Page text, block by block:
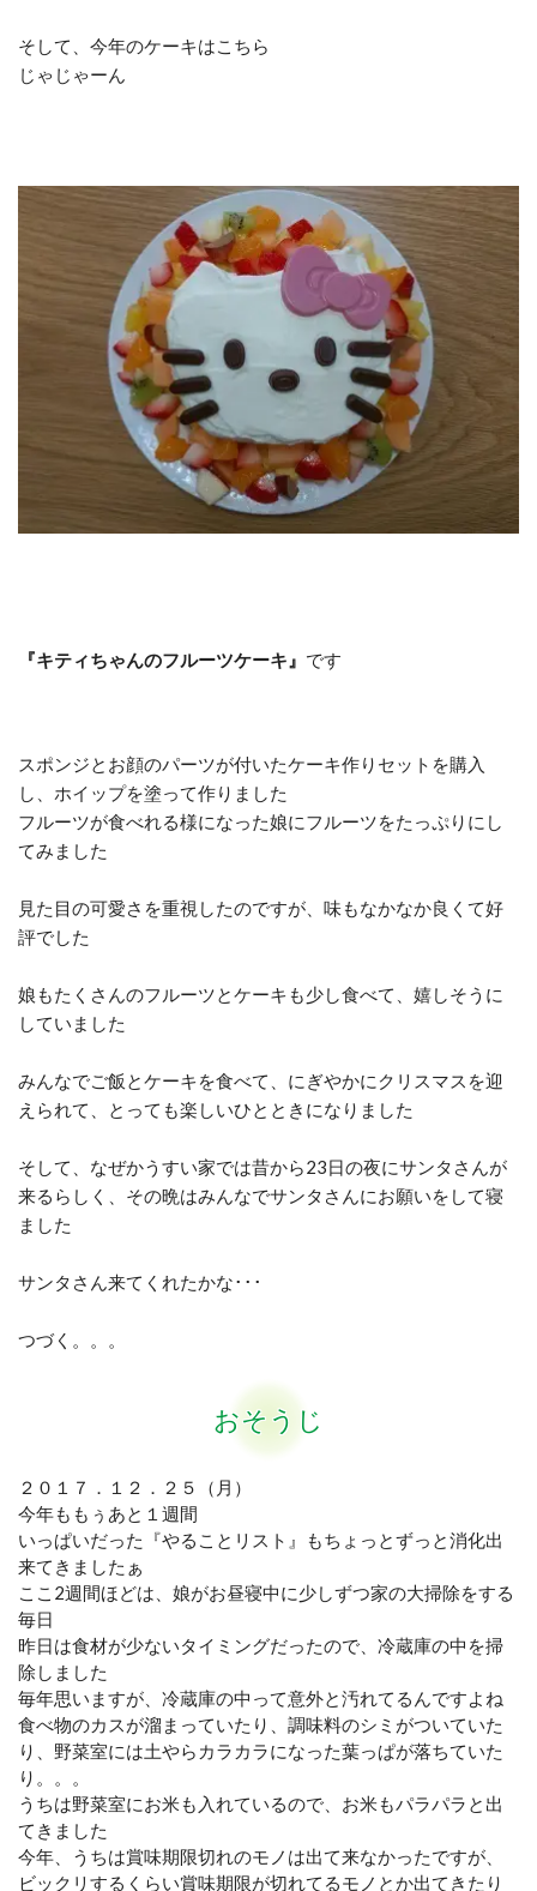
そして、今年のケーキはこちら
じゃじゃーん
『キティちゃんのフルーツケーキ』 です
スポンジとお顔のパーツが付いたケーキ作りセットを購入
し、ホイップを塗って作りました
フルーツが食べれる様になった娘にフルーツをたっぷりにし
てみました
見た目の可愛さを重視したのですが、味もなかなか良くて好
評でした
娘もたくさんのフルーツとケーキも少し食べて、嬉しそうに
していました
みんなでご飯とケーキを食べて、にぎやかにクリスマスを迎
えられて、とっても楽しいひとときになりました
そして、なぜかうすい家では昔から23日の夜にサンタさんが
来るらしく、その晩はみんなでサンタさんにお願いをして寝
ました
サンタさん来てくれたかな･･･
つづく。。。
おそうじ
２０１７．１２．２５（月）
今年ももぅあと１週間
いっぱいだった『やることリスト』もちょっとずっと消化出
来てきましたぁ
ここ2週間ほどは、娘がお昼寝中に少しずつ家の大掃除をする
毎日
昨日は食材が少ないタイミングだったので、冷蔵庫の中を掃
除しました
毎年思いますが、冷蔵庫の中って意外と汚れてるんですよね
食べ物のカスが溜まっていたり、調味料のシミがついていた
り、野菜室には土やらカラカラになった葉っぱが落ちていた
り。。。
うちは野菜室にお米も入れているので、お米もパラパラと出
てきました
今年、うちは賞味期限切れのモノは出て来なかったですが、
ビックリするくらい賞味期限が切れてるモノとか出てきたり